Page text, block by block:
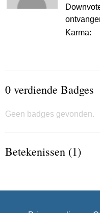
Karma:
0 verdiende Badges
Geen badges gevonden.
Betekenissen (1)